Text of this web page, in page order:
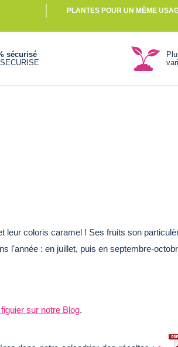
PLANTES POUR UN MÊME
sécurisé
leur coloris caramel ! Ses fruits son
l'année : en juillet, puis en septembre-
sur notre Blog.